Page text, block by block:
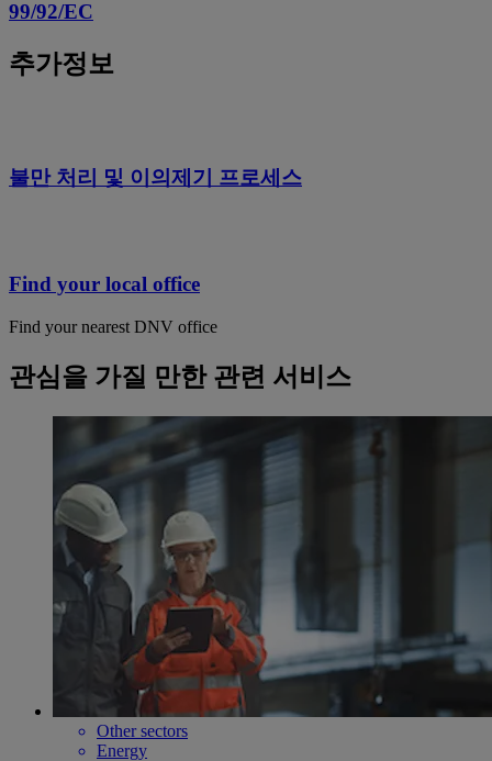
99/92/EC
추가정보
불만 처리 및 이의제기 프로세스
Find your local office
Find your nearest DNV office
관심을 가질 만한 관련 서비스
Other sectors
Energy